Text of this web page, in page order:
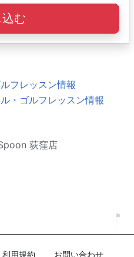
む
フレッスン情報
・ゴルフレッスン情報
荻窪店
利用規約 お問い合わせ